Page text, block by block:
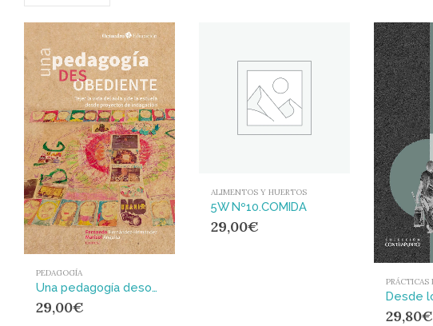
PEDAGOGÍA
Una pedagogía desobediente : Tejer la vida del aula y de la escuela desde proyectos de indagación
29,00€
ALIMENTOS Y HUERTOS
5W Nº10.COMIDA
29,00€
29,80€